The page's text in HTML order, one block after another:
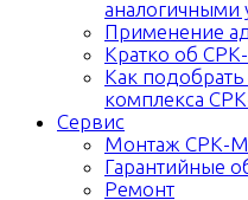
аналогичными
Применение
Кратко об
Как подобрать
комплекса
Сервис
Монтаж СРК-
Гарантийные
Ремонт